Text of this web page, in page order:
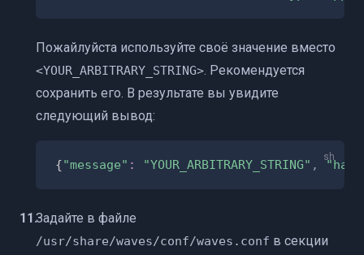
Пожайлуйста используйте своё значение вместо
<YOUR_ARBITRARY_STRING>. Рекомендуется
сохранить его. В результате вы увидите
следующий вывод:
{"message" : "YOUR_ARBITRARY_STRING" ,
Задайте в файле
/usr/share/waves/conf/waves.conf в секции